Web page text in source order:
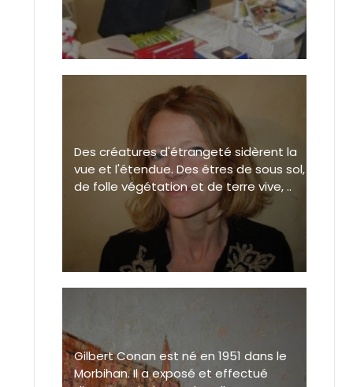
Des créatures d'étrangeté sidèrent la
vue et l'étendue. Des êtres de sous sol,
de folle végétation et de terre vive, ..
Gilbert Conan est né en 1951 dans le
Morbihan. Il a exposé et effectué